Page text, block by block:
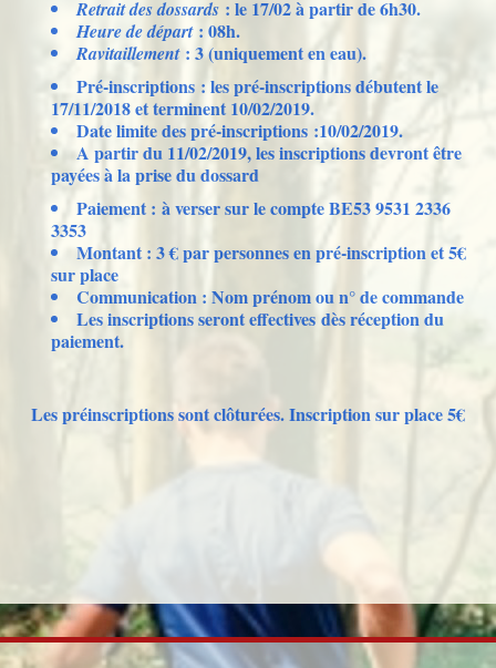
Retrait des dossards : le 17/02 à partir de 6h30.
Heure de départ: 08h.
Ravitaillement: 3 (uniquement en eau).
Pré-inscriptions : les pré-inscriptions débutent le
17/11/2018 et terminent 10/02/2019.
Date limite des pré-inscriptions :10/02/2019.
A partir du 11/02/2019, les inscriptions devront être
payées à la prise du dossard
Paiement : à verser sur le compte BE53 9531 2336
3353
Montant : 3 € par personnes en pré-inscription et 5€
sur place
Communication : Nom prénom ou n° de commande
Les inscriptions seront effectives dès réception du
paiement.
Les préinscriptions sont clôturées. Inscription sur place 5€